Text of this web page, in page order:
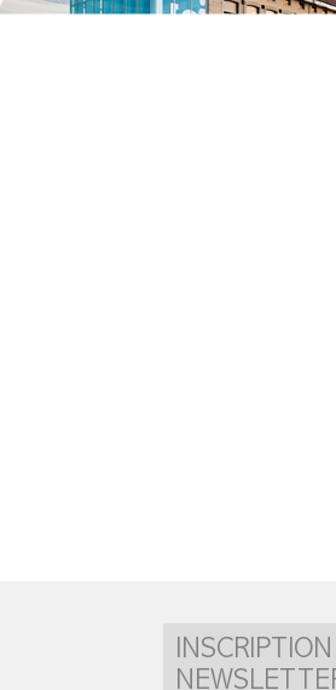
INSCRIPTION